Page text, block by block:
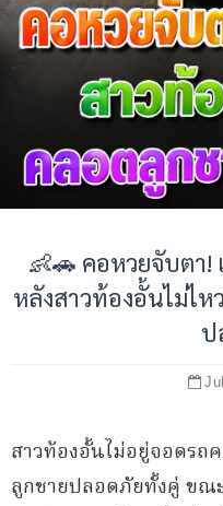
👶🚗 คอหวยจับตา!
หลังสาวท้องอั้นไม่ไ
ป
สาวท้องอั้นไม่อยู่จอดรถ
ลูกชายปลอดภัยทั้งคู่ ขณ